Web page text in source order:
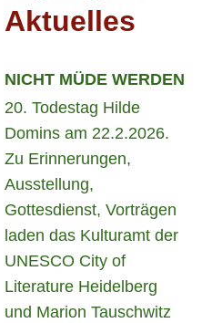
Aktuelles
NICHT MÜDE WERDEN
20. Todestag Hilde
Domins am 22.2.2026.
Zu Erinnerungen,
Ausstellung,
Gottesdienst, Vorträgen
laden das Kulturamt der
UNESCO City of
Literature Heidelberg
und Marion Tauschwitz